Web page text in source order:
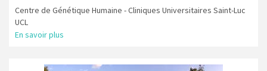
Centre de Génétique Humaine - Cliniques Universitaires Saint-Luc
UCL
En savoir plus